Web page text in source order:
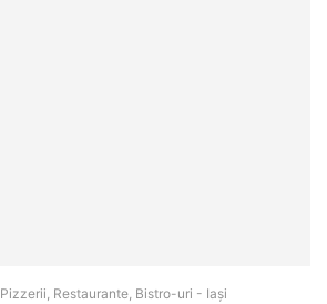
Pizzerii, Restaurante, Bistro-uri - Iaşi